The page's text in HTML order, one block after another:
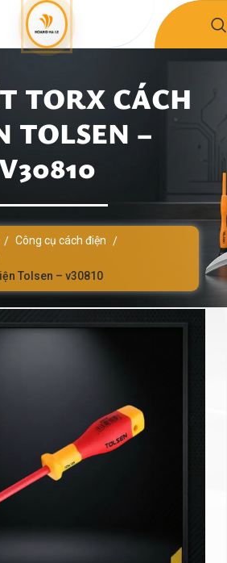
TORX CÁCH
TOLSEN –
/ Công cụ cách điện /
Tolsen – v30810